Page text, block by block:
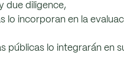
due diligence,
lo incorporan en la
públicas lo integrarán en